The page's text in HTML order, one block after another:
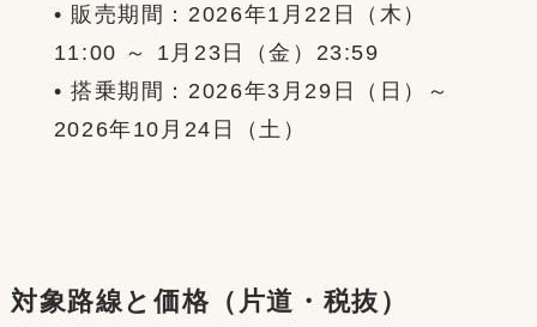
• 販売期間：2026年1月22日（木）
11:00 ～ 1月23日（金）23:59
• 搭乗期間：2026年3月29日（日）～
2026年10月24日（土）
対象路線と価格（片道・税抜）